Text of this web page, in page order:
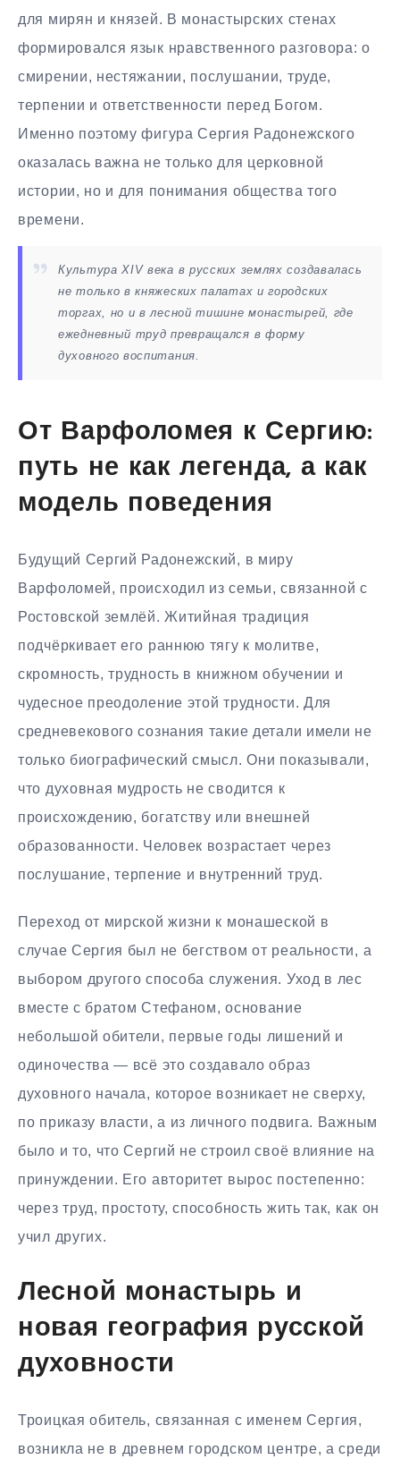
для мирян и князей. В монастырских стенах
формировался язык нравственного разговора: о
смирении, нестяжании, послушании, труде,
терпении и ответственности перед Богом.
Именно поэтому фигура Сергия Радонежского
оказалась важна не только для церковной
истории, но и для понимания общества того
времени.
Культура XIV века в русских землях создавалась
не только в княжеских палатах и городских
торгах, но и в лесной тишине монастырей, где
ежедневный труд превращался в форму
духовного воспитания.
От Варфоломея к Сергию:
путь не как легенда, а как
модель поведения
Будущий Сергий Радонежский, в миру
Варфоломей, происходил из семьи, связанной с
Ростовской землёй. Житийная традиция
подчёркивает его раннюю тягу к молитве,
скромность, трудность в книжном обучении и
чудесное преодоление этой трудности. Для
средневекового сознания такие детали имели не
только биографический смысл. Они показывали,
что духовная мудрость не сводится к
происхождению, богатству или внешней
образованности. Человек возрастает через
послушание, терпение и внутренний труд.
Переход от мирской жизни к монашеской в
случае Сергия был не бегством от реальности, а
выбором другого способа служения. Уход в лес
вместе с братом Стефаном, основание
небольшой обители, первые годы лишений и
одиночества — всё это создавало образ
духовного начала, которое возникает не сверху,
по приказу власти, а из личного подвига. Важным
было и то, что Сергий не строил своё влияние на
принуждении. Его авторитет вырос постепенно:
через труд, простоту, способность жить так, как он
учил других.
Лесной монастырь и
новая география русской
духовности
Троицкая обитель, связанная с именем Сергия,
возникла не в древнем городском центре, а среди